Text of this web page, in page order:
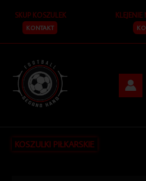
treści
SKUP KOSZULEK
KONTAKT
KOSZULKI PIŁKARSKIE